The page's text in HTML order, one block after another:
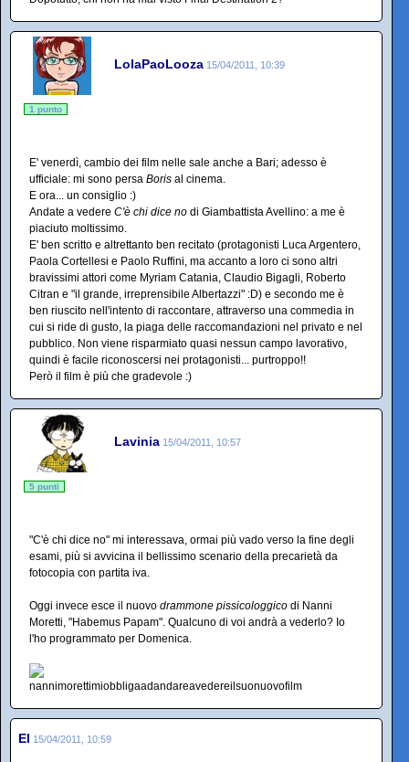
LolaPaoLooza 15/04/2011, 10:39
1 punto
E' venerdì, cambio dei film nelle sale anche a Bari; adesso è
ufficiale: mi sono persa Boris al cinema.
E ora... un consiglio :)
Andate a vedere C'è chi dice no di Giambattista Avellino: a me è
piaciuto moltissimo.
E' ben scritto e altrettanto ben recitato (protagonisti Luca Argentero,
Paola Cortellesi e Paolo Ruffini, ma accanto a loro ci sono altri
bravissimi attori come Myriam Catania, Claudio Bigagli, Roberto
Citran e "il grande, irreprensibile Albertazzi" :D) e secondo me è
ben riuscito nell'intento di raccontare, attraverso una commedia in
cui si ride di gusto, la piaga delle raccomandazioni nel privato e nel
pubblico. Non viene risparmiato quasi nessun campo lavorativo,
quindi è facile riconoscersi nei protagonisti... purtroppo!!
Però il film è più che gradevole :)
Lavinia 15/04/2011, 10:57
5 punti
"C'è chi dice no" mi interessava, ormai più vado verso la fine degli
esami, più si avvicina il bellissimo scenario della precarietà da
fotocopia con partita iva.
Oggi invece esce il nuovo drammone pissicologgico di Nanni
Moretti, "Habemus Papam". Qualcuno di voi andrà a vederlo? Io
l'ho programmato per Domenica.
El 15/04/2011, 10:59